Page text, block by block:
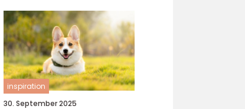
inspiration
30. September 2025